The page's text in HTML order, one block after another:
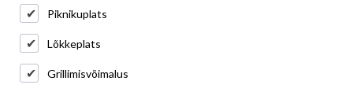
Piknikuplats
Lõkkeplats
Grillimisvõimalus